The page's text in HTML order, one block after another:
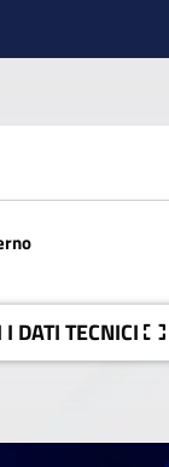
I DATITECNICI